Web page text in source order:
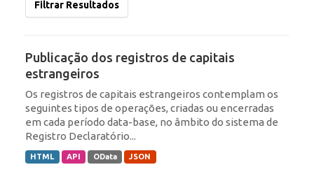
Filtrar Resultados
Publicação dos registros de capitais
estrangeiros
Os registros de capitais estrangeiros contemplam os
seguintes tipos de operações, criadas ou encerradas
em cada período data-base, no âmbito do sistema de
Registro Declaratório...
HTML API OData JSON